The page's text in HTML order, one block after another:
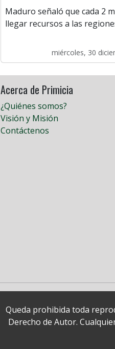
Maduro señaló que cada 2
llegar recursos a las
miércoles, 30
Acerca de Primicia
¿Quiénes somos?
Visión y Misión
Contáctenos
Queda prohibida toda
Derecho de Autor.